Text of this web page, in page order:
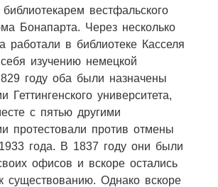
вестфальского
Бонапарта. Через несколько
работали в библиотеке Касселя
изучению немецкой
году оба были назначены
Геттингенского университета,
с пятью другими
протестовали против отмены
1933 года. В 1837 году они были
офисов и вскоре остались
существованию. Однако вскоре